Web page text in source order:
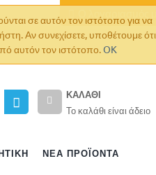
σε αυτόν τον ιστότοπο για να
Αν συνεχίσετε, υποθέτουμε ότι
αυτόν τον ιστότοπο.OK
ΚΑΛΆΘΙ
Το καλάθι είναι άδειο
ΝΈΑ ΠΡΟΪΌΝΤΑ